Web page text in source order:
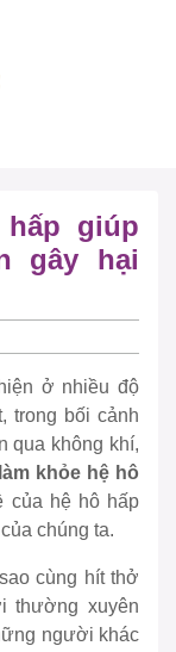
giúp
gây hại
ở nhiều độ
trong bối cảnh
qua không khí,
khỏe hệ hô
của hệ hô hấp
chúng ta.
cùng hít thở
thường xuyên
người khác